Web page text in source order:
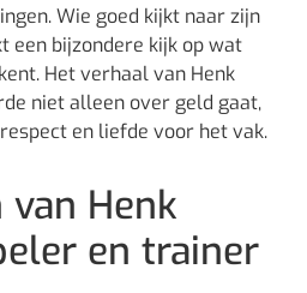
Wie goed kijkt naar zijn
een bijzondere kijk op wat
Het verhaal van Henk
niet alleen over geld gaat,
en liefde voor het vak.
van Henk
en trainer